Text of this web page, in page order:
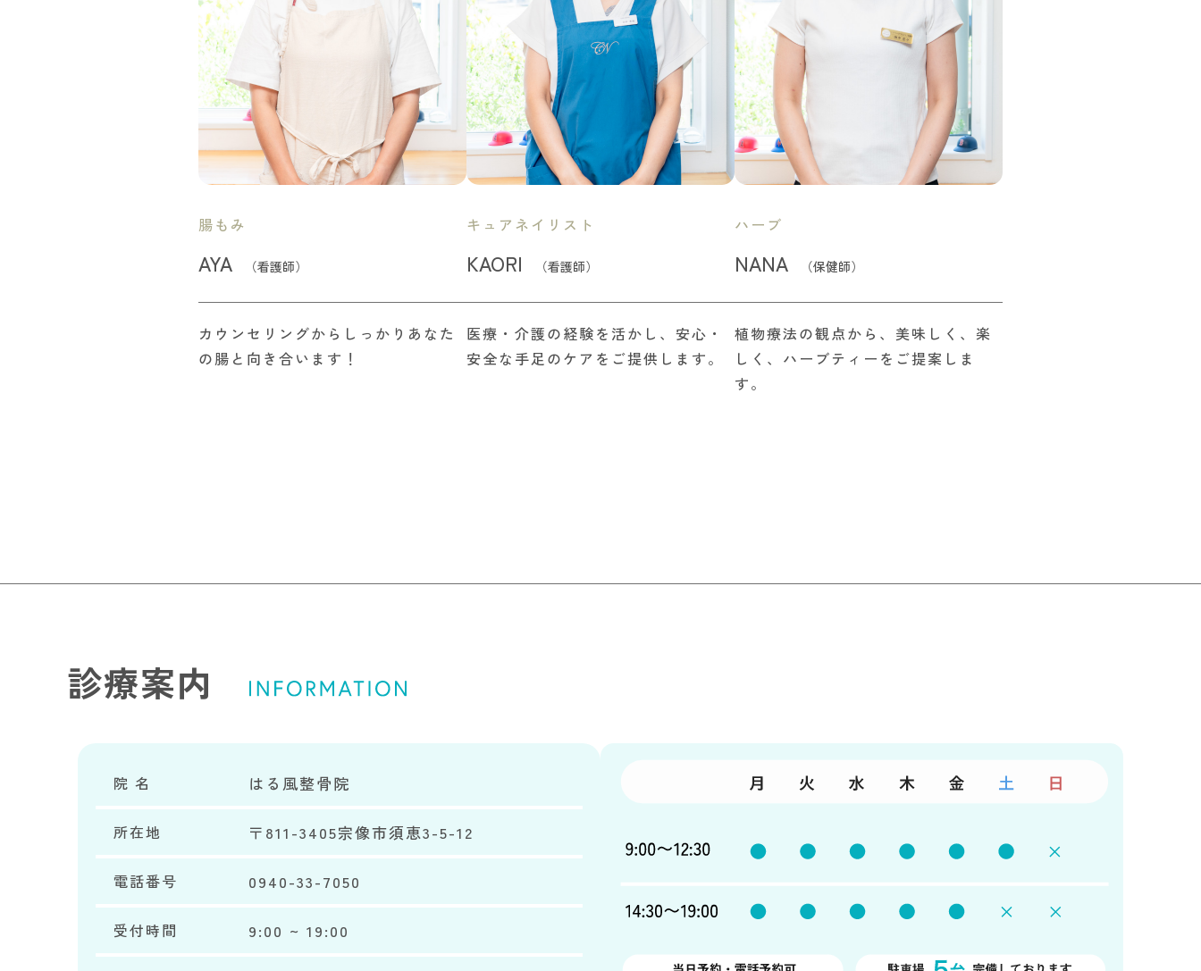
腸もみ
AYA （看護師）
カウンセリングからしっかりあなた
の腸と向き合います！
キュアネイリスト
KAORI （看護師）
医療・介護の経験を活かし、安心・
安全な手足のケアをご提供します。
ハーブ
NANA （保健師）
植物療法の観点から、美味しく、楽
しく、ハーブティーをご提案しま
す。
診療案内
院 名 はる風整骨院
所在地 〒811-3405宗像市須恵3-5-12
電話番号 0940-33-7050
受付時間 9:00 ~ 19:00